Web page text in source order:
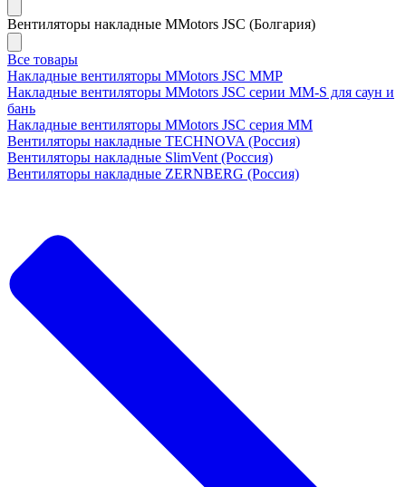
Вентиляторы накладные MMotors JSC (Болгария)
Все товары
Накладные вентиляторы MMotors JSC MMP
Накладные вентиляторы MMotors JSC серии MM-S для саун и
бань
Накладные вентиляторы MMotors JSC серия МM
Вентиляторы накладные TECHNOVA (Россия)
Вентиляторы накладные SlimVent (Россия)
Вентиляторы накладные ZERNBERG (Россия)